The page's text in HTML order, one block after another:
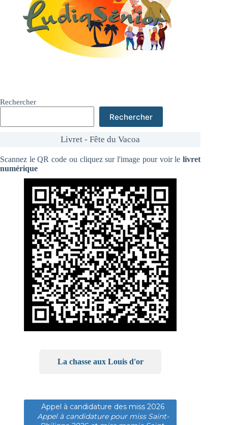
Rechercher
Rechercher
Livret - Fête du Vacoa
Scannez le QR code ou cliquez sur l'image pour voir lelivret
numérique
La chasse aux Louis d'or
Appel à candidature des miss 2026
Appel à candidature pour miss Saint-